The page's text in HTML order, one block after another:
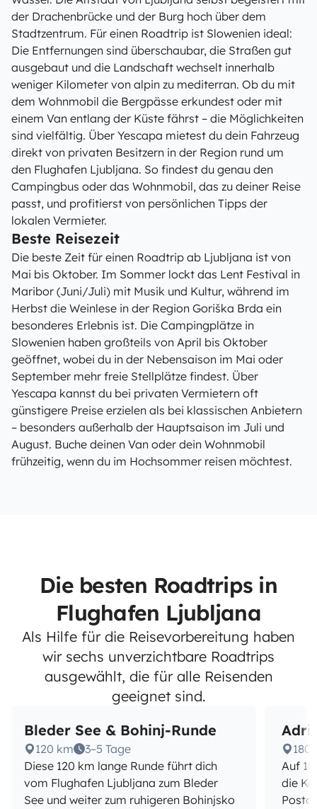
der Drachenbrücke und der Burg hoch über dem
Stadtzentrum. Für einen Roadtrip ist Slowenien ideal:
Die Entfernungen sind überschaubar, die Straßen gut
ausgebaut und die Landschaft wechselt innerhalb
weniger Kilometer von alpin zu mediterran. Ob du mit
dem Wohnmobil die Bergpässe erkundest oder mit
einem Van entlang der Küste fährst – die Möglichkeiten
sind vielfältig. Über Yescapa mietest du dein Fahrzeug
direkt von privaten Besitzern in der Region rund um
den Flughafen Ljubljana. So findest du genau den
Campingbus oder das Wohnmobil, das zu deiner Reise
passt, und profitierst von persönlichen Tipps der
lokalen Vermieter.
Beste Reisezeit
Die beste Zeit für einen Roadtrip ab Ljubljana ist von
Mai bis Oktober. Im Sommer lockt das Lent Festival in
Maribor (Juni/Juli) mit Musik und Kultur, während im
Herbst die Weinlese in der Region Goriška Brda ein
besonderes Erlebnis ist. Die Campingplätze in
Slowenien haben großteils von April bis Oktober
geöffnet, wobei du in der Nebensaison im Mai oder
September mehr freie Stellplätze findest. Über
Yescapa kannst du bei privaten Vermietern oft
günstigere Preise erzielen als bei klassischen Anbietern
– besonders außerhalb der Hauptsaison im Juli und
August. Buche deinen Van oder dein Wohnmobil
frühzeitig, wenn du im Hochsommer reisen möchtest.
Die besten Roadtrips in
Flughafen Ljubljana
Als Hilfe für die Reisevorbereitung haben
wir sechs unverzichtbare Roadtrips
ausgewählt, die für alle Reisenden
geeignet sind.
Bleder See & Bohinj-Runde
120 km
3–5 Tage
Diese 120 km lange Runde führt dich
vom Flughafen Ljubljana zum Bleder
See und weiter zum ruhigeren Bohinjsko
180
Auf
die